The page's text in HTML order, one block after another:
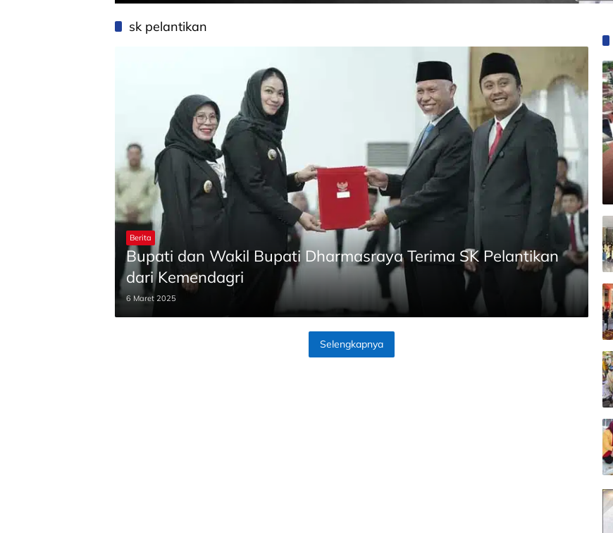
sk pelantikan
Berita
Bupati dan Wakil Bupati Dharmasraya Terima SK Pelantikan
dari Kemendagri
6 Maret 2025
Selengkapnya